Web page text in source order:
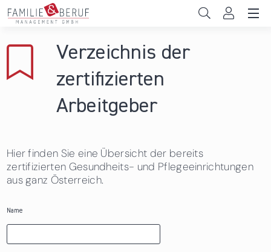
Direkt zum Inhalt
Gemeinden
Das sind wir
News & Events
Verzeichnis der
zertifizierten
Arbeitgeber
Hier finden Sie eine Übersicht der bereits
zertifizierten Gesundheits- und Pflegeeinrichtungen
aus ganz Österreich.
Name